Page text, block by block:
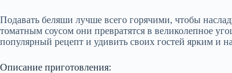
Подавать беляши лучше всего горячими, чтобы
томатным соусом они превратятся в великолепное
популярный рецепт и удивить своих гостей ярким и
Описание приготовления: